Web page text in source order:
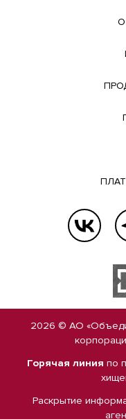
О
2026 © АО
Горячая линия по
Раскрытие